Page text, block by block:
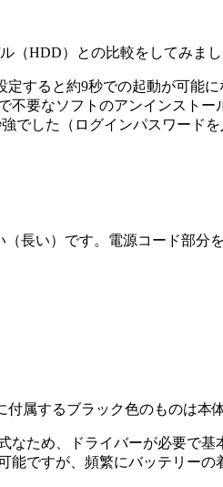
（HDD）との比較をしてみま
定すると約9秒での起動が可能
要なソフトのアンインスト
でした（ログインパスワードを
長い）です。電源コード部分
属するブラック色のものは本
ため、ドライバーが必要で
ですが、頻繁にバッテリー